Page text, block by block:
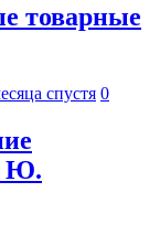
товарные
спустя 0
Ю.